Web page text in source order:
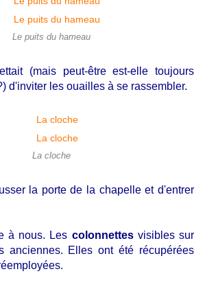
Le puits du hameau
(mais peut-être est-elle toujours
d'inviter les ouailles à se rassembler.
La cloche
la porte de la chapelle et d'entrer
à nous. Les colonnettes visibles sur
anciennes. Elles ont été récupérées